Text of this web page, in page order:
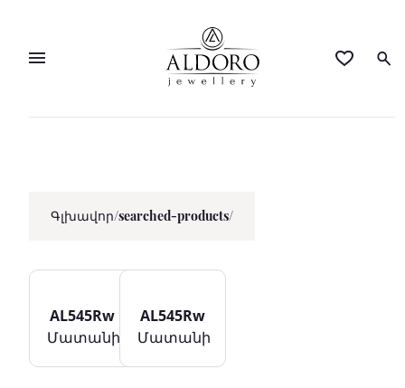
Գլխավոր/searched-products/
AL545Rw
Մատանի
AL545Rw
Մատանի